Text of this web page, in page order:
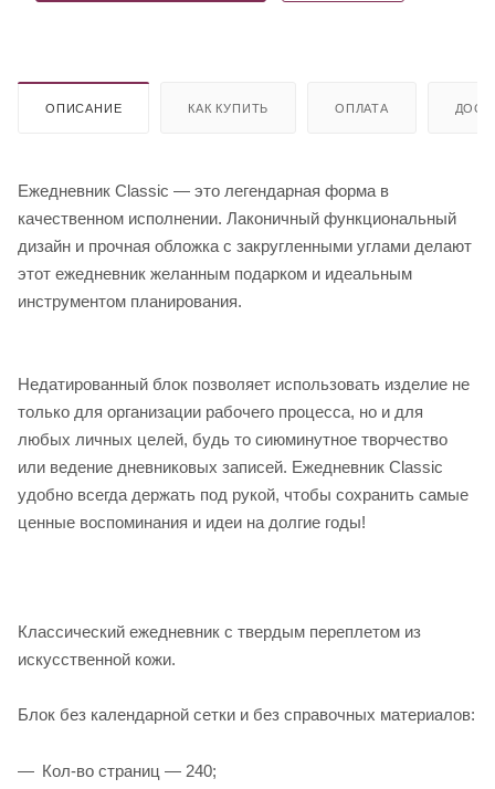
ОПИСАНИЕ КАК КУПИТЬ ОПЛАТА
Ежедневник Classic — это легендарная форма в
качественном исполнении. Лаконичный функциональный
дизайн и прочная обложка с закругленными углами делают
этот ежедневник желанным подарком и идеальным
инструментом планирования.
Недатированный блок позволяет использовать изделие не
только для организации рабочего процесса, но и для
любых личных целей, будь то сиюминутное творчество
или ведение дневниковых записей. Ежедневник Classic
удобно всегда держать под рукой, чтобы сохранить самые
ценные воспоминания и идеи на долгие годы!
Классический ежедневник с твердым переплетом из
искусственной кожи.
Блок без календарной сетки и без справочных материалов:
Кол-во страниц — 240;